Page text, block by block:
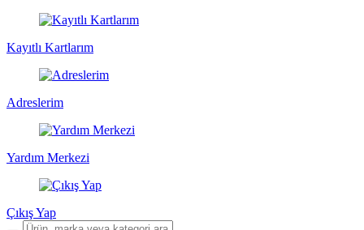
Kayıtlı Kartlarım
Adreslerim
Yardım Merkezi
Çıkış Yap